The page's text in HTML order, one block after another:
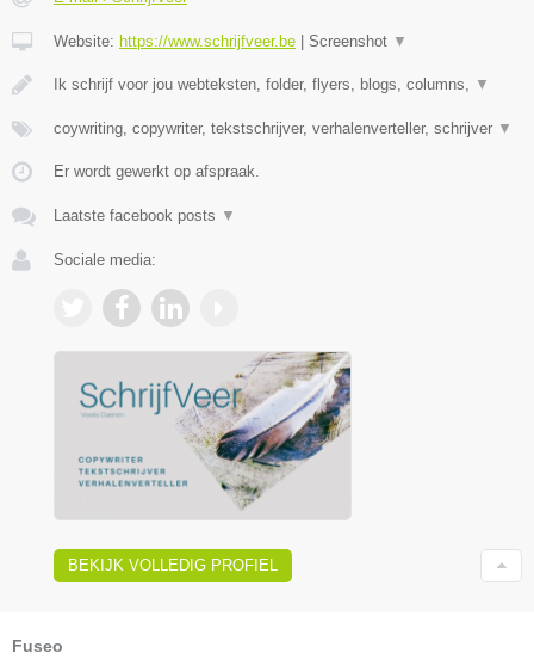
Website: https://www.schrijfveer.be | Screenshot ▼
Ik schrijf voor jou webteksten, folder, flyers, blogs, columns, ▼
coywriting, copywriter, tekstschrijver, verhalenverteller, schrijver ▼
Er wordt gewerkt op afspraak.
Laatste facebook posts ▼
Sociale media:
BEKIJK VOLLEDIG PROFIEL
Fuseo